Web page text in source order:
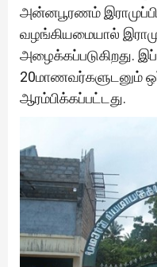
அன்னபூரணம்
வழங்கியமையால்
அழைக்கப்படுகிறது.
20மாணவர்களுடனும்
ஆரம்பிக்கப்பட்டது.